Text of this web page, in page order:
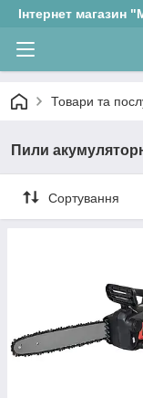
Інтернет магазин
Товари та
Пили
Сортування